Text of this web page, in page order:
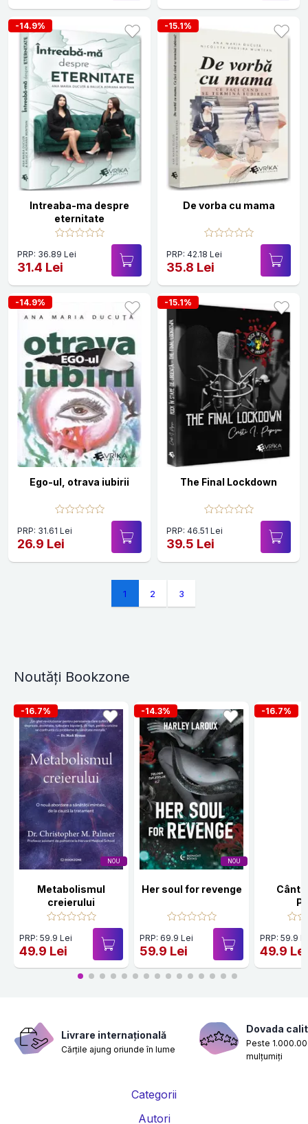
-14.9%
Intreaba-ma despre
eternitate
PRP: 36.89 Lei
31.4 Lei
-15.1%
De vorba cu mama
PRP: 42.18 Lei
35.8 Lei
-14.9%
Ego-ul, otrava iubirii
PRP: 31.61 Lei
26.9 Lei
-15.1%
The Final Lockdown
PRP: 46.51 Lei
39.5 Lei
1 2 3
Noutăți Bookzone
NOU
-16.7%
Metabolismul
creierului
PRP: 59.9 Lei
49.9 Lei
NOU
-14.3%
Her soul for revenge
PRP: 69.9 Lei
59.9 Lei
-16.7%
PRP: 59.9
49.9 Lei
Livrare internațională
Cărțile ajung oriunde în lume
Dovada
Peste
mulțumiți
Categorii
Autori